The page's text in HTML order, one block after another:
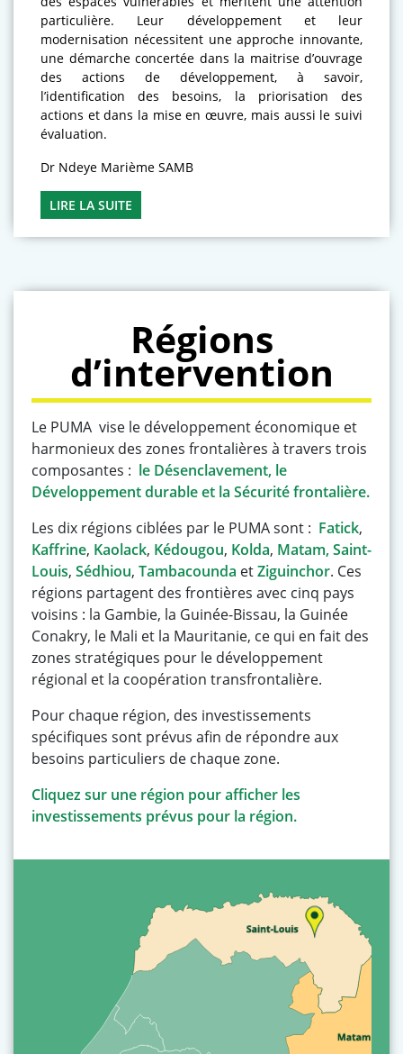
particulière. Leur développement et leur
modernisation nécessitent une approche innovante,
une démarche concertée dans la maitrise d’ouvrage
des actions de développement, à savoir,
l’identification des besoins, la priorisation des
actions et dans la mise en œuvre, mais aussi le suivi
évaluation.
Dr Ndeye Marième SAMB
LIRE LA SUITE
Régions
d’intervention
Le PUMA vise le développement économique et
harmonieux des zones frontalières à travers trois
composantes : le Désenclavement, le
Développement durable et la Sécurité frontalière.
Les dix régions ciblées par le PUMA sont : Fatick,
Kaffrine, Kaolack, Kédougou, Kolda, Matam,Saint-
Louis, Sédhiou, Tambacounda etZiguinchor. Ces
régions partagent des frontières avec cinq pays
voisins : la Gambie, la Guinée-Bissau, la Guinée
Conakry, le Mali et la Mauritanie, ce qui en fait des
zones stratégiques pour le développement
régional et la coopération transfrontalière.
Pour chaque région, des investissements
spécifiques sont prévus afin de répondre aux
besoins particuliers de chaque zone.
Cliquez sur une région pour afficher les
investissements prévus pour la région.